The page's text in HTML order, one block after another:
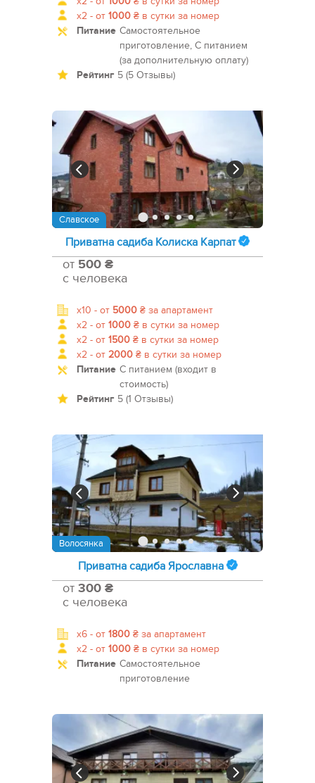
x2 - от 1000 ₴ в сутки за номер
Питание Самостоятельное
приготовление, С питанием
(за дополнительную оплату)
Рейтинг 5 (5 Отзывы)
Славское
Приватна садиба Колиска Карпат
от 500 ₴
с человека
x10 - от 5000 ₴ за апартамент
x2 - от 1000 ₴ в сутки за номер
x2 - от 1500 ₴ в сутки за номер
x2 - от 2000 ₴ в сутки за номер
Питание С питанием (входит в
стоимость)
Рейтинг 5 (1 Отзывы)
Волосянка
Приватна садиба Ярославна
от 300 ₴
с человека
x6 - от 1800 ₴ за апартамент
x2 - от 1000 ₴ в сутки за номер
Питание Самостоятельное
приготовление